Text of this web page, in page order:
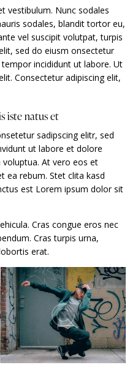
vestibulum. Nunc sodales
sodales, blandit tortor eu,
vel suscipit volutpat, turpis
sed do eiusm onsectetur
incididunt ut labore. Ut
Consectetur adipiscing elit,
iste natus et
sadipscing elitr, sed
ut labore et dolore
At vero eos et
ea rebum. Stet clita kasd
est Lorem ipsum dolor sit
Cras congue eros nec
Cras turpis urna,
erat.